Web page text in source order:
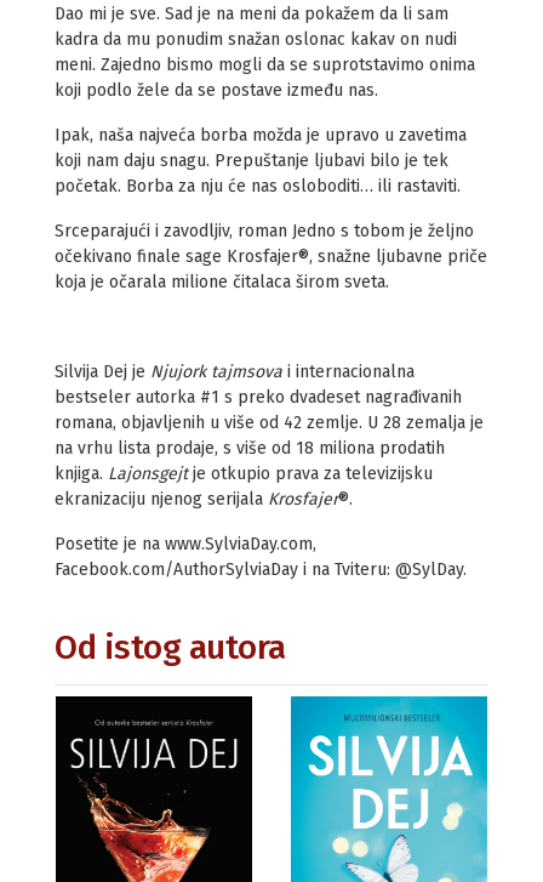
Dao mi je sve. Sad je na meni da pokažem da li sam
kadra da mu ponudim snažan oslonac kakav on nudi
meni. Zajedno bismo mogli da se suprotstavimo onima
koji podlo žele da se postave između nas.
Ipak, naša najveća borba možda je upravo u zavetima
koji nam daju snagu. Prepuštanje ljubavi bilo je tek
početak. Borba za nju će nas osloboditi… ili rastaviti.
Srceparajući i zavodljiv, roman Jedno s tobom je željno
očekivano finale sage Krosfajer®, snažne ljubavne priče
koja je očarala milione čitalaca širom sveta.
Silvija Dej je Njujork tajmsova i internacionalna
bestseler autorka #1 s preko dvadeset nagrađivanih
romana, objavljenih u više od 42 zemlje. U 28 zemalja je
na vrhu lista prodaje, s više od 18 miliona prodatih
knjiga. Lajonsgejtje otkupio prava za televizijsku
ekranizaciju njenog serijala Krosfajer®.
Posetite je na www.SylviaDay.com,
Facebook.com/AuthorSylviaDay i na Tviteru: @SylDay.
Od istog autora